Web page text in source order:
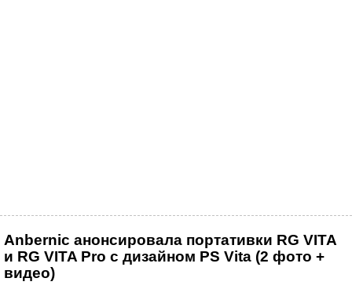
Anbernic анонсировала портативки RG VITA
и RG VITA Pro с дизайном PS Vita (2 фото +
видео)